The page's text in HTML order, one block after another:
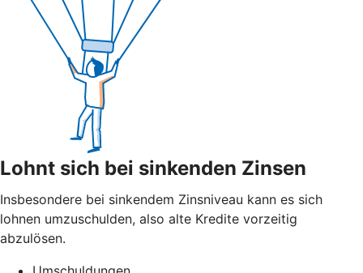
Lohnt sich bei sinkenden Zinsen
Insbesondere bei sinkendem Zinsniveau kann es sich
lohnen umzuschulden, also alte Kredite vorzeitig
abzulösen.